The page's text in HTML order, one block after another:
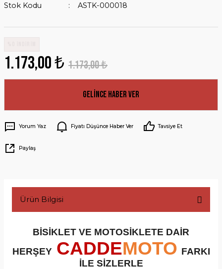
Stok Kodu
ASTK-000018
1.173,00 ₺ 1.173,00 ₺
Gelince Haber Ver
Yorum Yaz Fiyatı Düşünce Haber Ver Tavsiye Et
Paylaş
Ürün Bilgisi
BİSİKLET VE MOTOSİKLETE DAİR
HERŞEY CADDEMOTO FARKI
İLE SİZLERLE